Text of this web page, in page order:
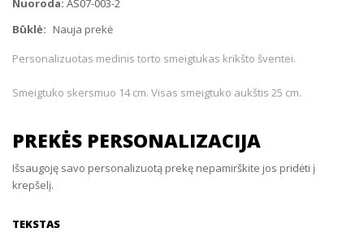
Nuoroda: AS07-003-2
Būklė: Nauja prekė
Personalizuotas medinis torto smeigtukas krikšto šventei.
Smeigtuko skersmuo 14 cm. Visas smeigtuko aukštis 25 cm.
PREKĖS PERSONALIZACIJA
Išsaugoję savo personalizuotą prekę nepamirškite jos pridėti į
krepšelį.
TEKSTAS